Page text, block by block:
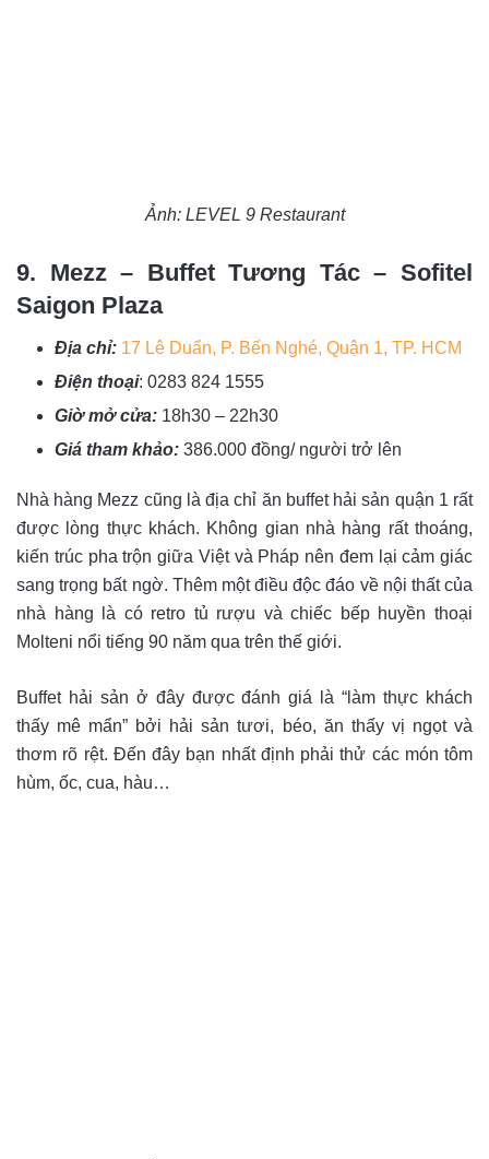
Ảnh: LEVEL 9 Restaurant
9. Mezz – Buffet Tương Tác – Sofitel
Saigon Plaza
Địa chỉ: 17 Lê Duẩn, P. Bến Nghé, Quận 1, TP. HCM
Điện thoại: 0283 824 1555
Giờ mở cửa: 18h30 – 22h30
Giá tham khảo: 386.000 đồng/ người trở lên
Nhà hàng Mezz cũng là địa chỉ ăn buffet hải sản quận 1 rất
được lòng thực khách. Không gian nhà hàng rất thoáng,
kiến trúc pha trộn giữa Việt và Pháp nên đem lại cảm giác
sang trọng bất ngờ. Thêm một điều độc đáo về nội thất của
nhà hàng là có retro tủ rượu và chiếc bếp huyền thoại
Molteni nổi tiếng 90 năm qua trên thế giới.
Buffet hải sản ở đây được đánh giá là “làm thực khách
thấy mê mẩn” bởi hải sản tươi, béo, ăn thấy vị ngọt và
thơm rõ rệt. Đến đây bạn nhất định phải thử các món tôm
hùm, ốc, cua, hàu…